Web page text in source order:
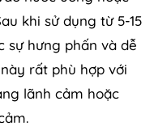
khi sử dụng từ 5-15
sự hưng phấn và dễ
rất phù hợp với
lãnh cảm hoặc